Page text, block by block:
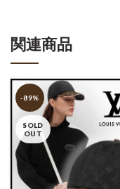
関連商品
-89%
SOLD
OUT